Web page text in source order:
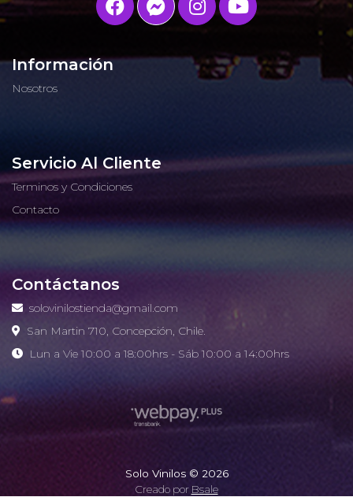
Información
Nosotros
Servicio Al Cliente
Terminos y Condiciones
Contacto
Contáctanos
solovinilostienda@gmail.com
San Martin 710, Concepción, Chile.
Lun a Vie 10:00 a 18:00hrs - Sáb 10:00 a 14:00hrs
Solo Vinilos © 2026
Creado por Bsale